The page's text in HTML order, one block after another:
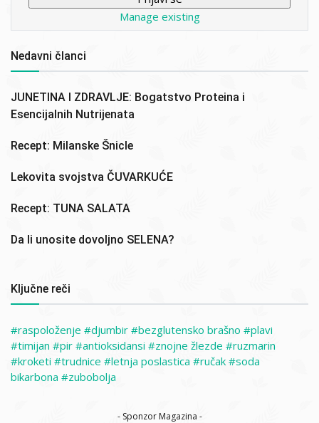
Manage existing
Nedavni članci
JUNETINA I ZDRAVLJE: Bogatstvo Proteina i
Esencijalnih Nutrijenata
Recept: Milanske Šnicle
Lekovita svojstva ČUVARKUĆE
Recept: TUNA SALATA
Da li unosite dovoljno SELENA?
Ključne reči
raspoloženje djumbir bezglutensko brašno
plavi
timijan
pir antioksidansi znojne žlezde
ruzmarin
kroketi
trudnice letnja poslastica ručak
soda
bikarbona
zubobolja
- Sponzor Magazina -